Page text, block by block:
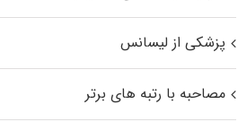
پزشکی از لیسانس
مصاحبه با رتبه های برتر